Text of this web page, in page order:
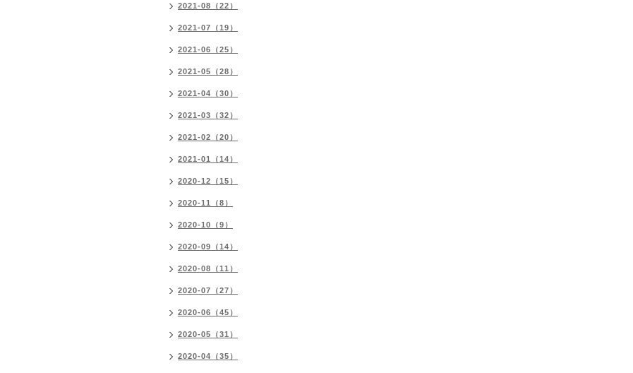
2021-08（22）
2021-07（19）
2021-06（25）
2021-05（28）
2021-04（30）
2021-03（32）
2021-02（20）
2021-01（14）
2020-12（15）
2020-11（8）
2020-10（9）
2020-09（14）
2020-08（11）
2020-07（27）
2020-06（45）
2020-05（31）
2020-04（35）